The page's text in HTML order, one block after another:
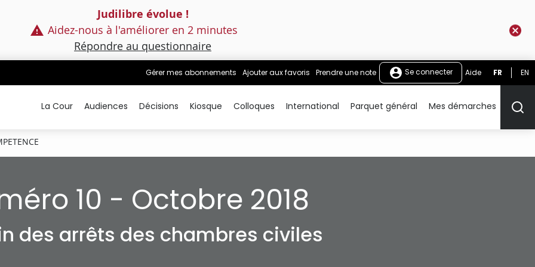
Judilibre évolue !
Aidez-nous à l'améliorer en 2 minutes
Répondre au questionnaire
Gérer mes abonnements Ajouter aux favoris Prendre une note Se connecter Aide FR EN
La Cour Audiences Décisions Kiosque Colloques International Parquet général Mes démarches
10 - Octobre 2018
des arrêts des chambres civiles